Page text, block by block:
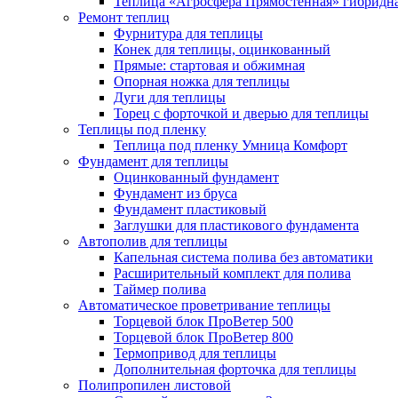
Ремонт теплиц
Фурнитура для теплицы
Конек для теплицы, оцинкованный
Прямые: стартовая и обжимная
Опорная ножка для теплицы
Дуги для теплицы
Торец с форточкой и дверью для теплицы
Теплицы под пленку
Теплица под пленку Умница Комфорт
Фундамент для теплицы
Оцинкованный фундамент
Фундамент из бруса
Фундамент пластиковый
Заглушки для пластикового фундамента
Автополив для теплицы
Капельная система полива без автоматики
Расширительный комплект для полива
Таймер полива
Автоматическое проветривание теплицы
Торцевой блок ПроВетер 500
Торцевой блок ПроВетер 800
Термопривод для теплицы
Дополнительная форточка для теплицы
Полипропилен листовой